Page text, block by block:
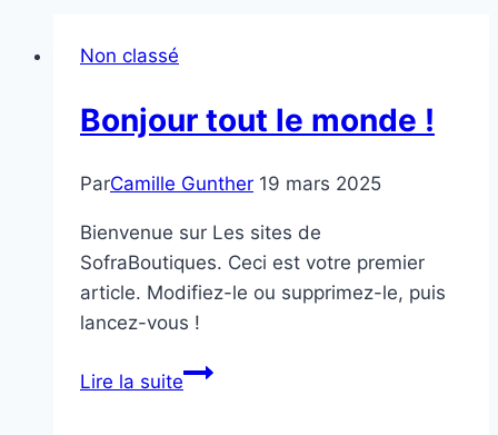
Non classé
Bonjour tout le monde !
ParCamille Gunther 19 mars 2025
Bienvenue sur Les sites de
SofraBoutiques. Ceci est votre premier
article. Modifiez-le ou supprimez-le, puis
lancez-vous !
Lire la suiteBonjour